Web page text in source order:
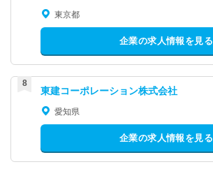
東京都
企業の求人情報を見る
東建コーポレーション株式会社
愛知県
企業の求人情報を見る